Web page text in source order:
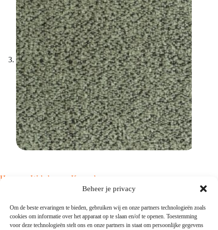
Beheer je privacy
Om de beste ervaringen te bieden, gebruiken wij en onze partners technologieën zoals
cookies om informatie over het apparaat op te slaan en/of te openen. Toestemming
voor deze technologieën stelt ons en onze partners in staat om persoonlijke gegevens
Home Webshop
Kussenhoezen
Alpine Kussenhoezen
Kussenhoes Alpine Thyme
€13,25